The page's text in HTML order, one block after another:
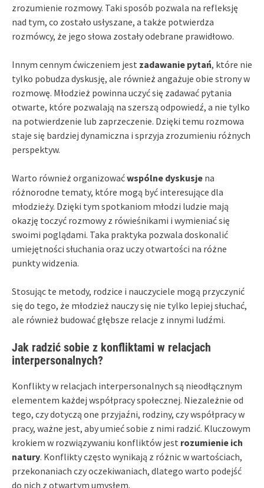
zrozumienie rozmowy. Taki sposób pozwala na refleksję
nad tym, co zostało usłyszane, a także potwierdza
rozmówcy, że jego słowa zostały odebrane prawidłowo.
Innym cennym ćwiczeniem jest zadawanie pytań, które nie
tylko pobudza dyskusję, ale również angażuje obie strony w
rozmowę. Młodzież powinna uczyć się zadawać pytania
otwarte, które pozwalają na szerszą odpowiedź, a nie tylko
na potwierdzenie lub zaprzeczenie. Dzięki temu rozmowa
staje się bardziej dynamiczna i sprzyja zrozumieniu różnych
perspektyw.
Warto również organizowaćwspólne dyskusje na
różnorodne tematy, które mogą być interesujące dla
młodzieży. Dzięki tym spotkaniom młodzi ludzie mają
okazję toczyć rozmowy z rówieśnikami i wymieniać się
swoimi poglądami. Taka praktyka pozwala doskonalić
umiejętności słuchania oraz uczy otwartości na różne
punkty widzenia.
Stosując te metody, rodzice i nauczyciele mogą przyczynić
się do tego, że młodzież nauczy się nie tylko lepiej słuchać,
ale również budować głębsze relacje z innymi ludźmi.
Jak radzić sobie z konfliktami w relacjach
interpersonalnych?
Konflikty w relacjach interpersonalnych są nieodłącznym
elementem każdej współpracy społecznej. Niezależnie od
tego, czy dotyczą one przyjaźni, rodziny, czy współpracy w
pracy, ważne jest, aby umieć sobie z nimi radzić. Kluczowym
krokiem w rozwiązywaniu konfliktów jest rozumienie ich
natury. Konflikty często wynikają z różnic w wartościach,
przekonaniach czy oczekiwaniach, dlatego warto podejść
do nich z otwartym umysłem.